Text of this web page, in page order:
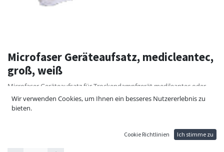
Microfaser Geräteaufsatz, medicleantec,
groß, weiß
Microfaser Geräteaufsatz für Trockendampfgerät medileantec oder
maxteamer für rechteckige Bürste.
Farbe: weiß
Wir verwenden Cookies, um Ihnen ein besseres Nutzererlebnis zu
bieten.
Cookie Richtlinien Ich stimme zu